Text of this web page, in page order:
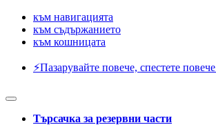
към навигацията
към съдържанието
към кошницата
⚡️Пазарувайте повече, спестете
Търсачка за резервни части